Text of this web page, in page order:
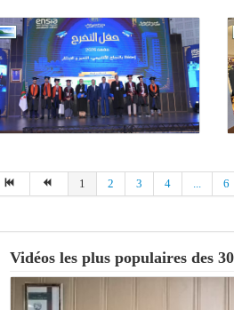
1 2 3 4 6
Vidéos les plus populaires des